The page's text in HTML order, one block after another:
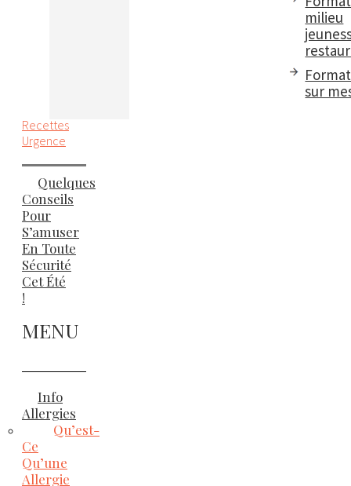
milieu
sur
Recettes
Urgence
Quelques
Conseils
Pour
S’amuser
En Toute
Sécurité
Cet Été
!
MENU
Info
Allergies
Qu’est-
Ce
Qu’une
Allergie